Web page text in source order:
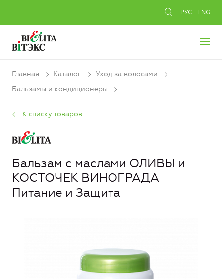
РУС ENG
Главная Каталог
Уход за волосами
Бальзамы и кондиционеры
К списку товаров
Бальзам с маслами ОЛИВЫ и
КОСТОЧЕК ВИНОГРАДА
Питание и Защита